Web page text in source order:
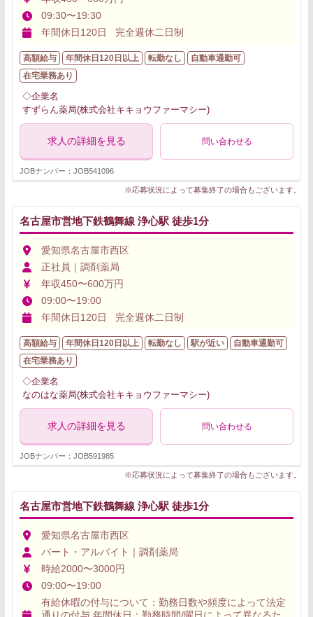
09:30〜19:30
年間休日120日 完全週休二日制
高額給与 年間休日120日以上 転勤なし
自動車通勤可
在宅業務あり
◇企業名
すずらん薬局(株式会社キキョウファーマシー)
求人の詳細を見る 問い合わせる
JOBナンバー：JOB541096
※応募状況によって募集終了の場合もございます。
名古屋市営地下鉄鶴舞線 浄心駅 徒歩1分
愛知県名古屋市西区
正社員｜調剤薬局
年収450〜600万円
09:00〜19:00
年間休日120日 完全週休二日制
高額給与 年間休日120日以上 転勤なし 駅が近い
自動車通勤可
在宅業務あり
◇企業名
なのはな薬局(株式会社キキョウファーマシー)
求人の詳細を見る 問い合わせる
JOBナンバー：JOB591985
※応募状況によって募集終了の場合もございます。
名古屋市営地下鉄鶴舞線 浄心駅 徒歩1分
愛知県名古屋市西区
パート・アルバイト｜調剤薬局
時給2000〜3000円
09:00〜19:00
有給休暇の付与について：勤務日数や頻度によって法定